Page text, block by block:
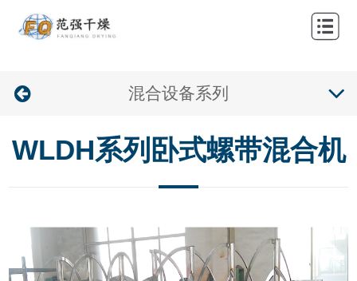
讯
我
混合设备系列
WLDH系列卧式螺带混合机